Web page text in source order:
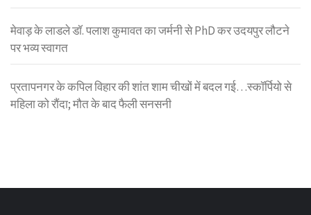
मेवाड़ के लाडले डॉ. पलाश कुमावत का जर्मनी से PhD कर उदयपुर लौटने
पर भव्य स्वागत
प्रतापनगर के कपिल विहार की शांत शाम चीखों में बदल गई…स्कॉर्पियो से
महिला को रौंदा; मौत के बाद फैली सनसनी